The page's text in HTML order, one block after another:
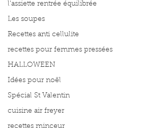
l'assiette rentrée équilibrée
Les soupes
Recettes anti cellulite
recettes pour femmes pressées
HALLOWEEN
Idées pour noël
Spécial St Valentin
cuisine air freyer